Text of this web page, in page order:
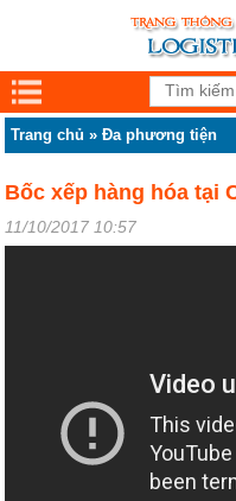
Trang chủ »Đa phương tiện
Bốc xếp hàng hóa tại
11/10/2017 10:57